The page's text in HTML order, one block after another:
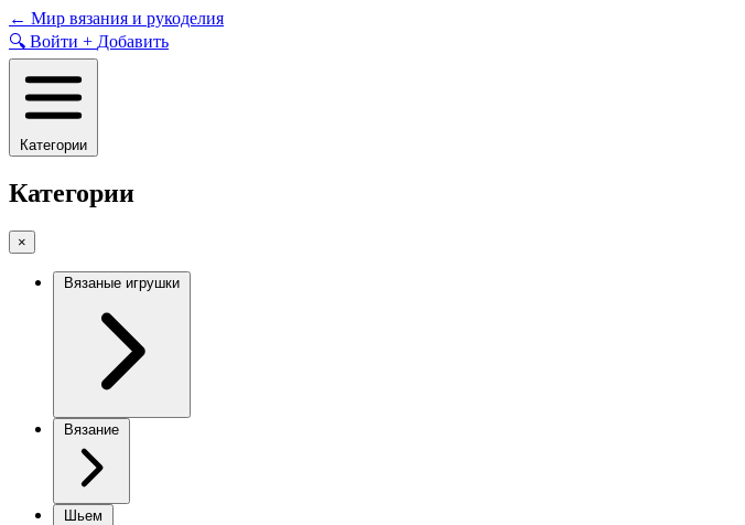
Skip
to
content
← Мир вязания и рукоделия
🔍 Войти + Добавить
Категории
Категории
×
Вязаные игрушки
Вязание
Шьем